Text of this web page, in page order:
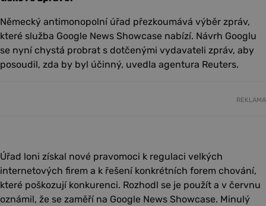
Německý antimonopolní úřad přezkoumává výběr zpráv,
které služba Google News Showcase nabízí. Návrh Googlu
se nyní chystá probrat s dotčenými vydavateli zpráv, aby
posoudil, zda by byl účinný, uvedla agentura Reuters.
REKLAMA
Úřad loni získal nové pravomoci k regulaci velkých
internetových firem a k řešení konkrétních forem chování,
které poškozují konkurenci. Rozhodl se je použít a v červnu
oznámil, že se zaměří na Google News Showcase. Minulý